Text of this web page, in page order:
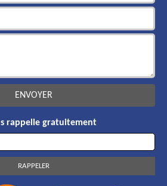
rappelle gratuitement